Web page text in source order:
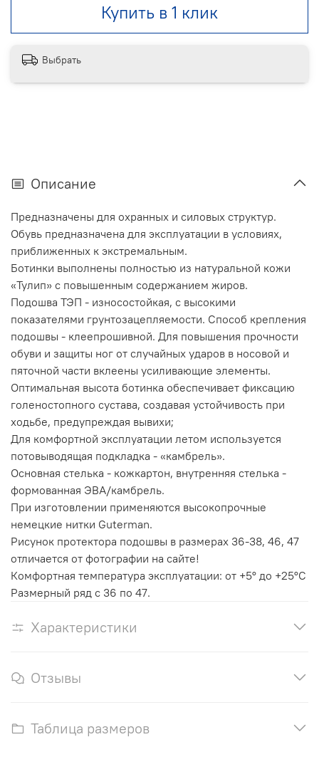
Купить в 1 клик
Выбрать
Описание
Предназначены для охранных и силовых структур.
Обувь предназначена для эксплуатации в условиях,
приближенных к экстремальным.
Ботинки выполнены полностью из натуральной кожи
«Тулип» с повышенным содержанием жиров.
Подошва ТЭП - износостойкая, с высокими
показателями грунтозацепляемости. Способ крепления
подошвы - клеепрошивной. Для повышения прочности
обуви и защиты ног от случайных ударов в носовой и
пяточной части вклеены усиливающие элементы.
Оптимальная высота ботинка обеспечивает фиксацию
голеностопного сустава, создавая устойчивость при
ходьбе, предупреждая вывихи;
Для комфортной эксплуатации летом используется
потовыводящая подкладка - «камбрель».
Основная стелька - кожкартон, внутренняя стелька -
формованная ЭВА/камбрель.
При изготовлении применяются высокопрочные
немецкие нитки Guterman.
Рисунок протектора подошвы в размерах 36-38, 46, 47
отличается от фотографии на сайте!
Комфортная температура эксплуатации: от +5° до +25°С
Размерный ряд с 36 по 47.
Характеристики
Отзывы
Таблица размеров